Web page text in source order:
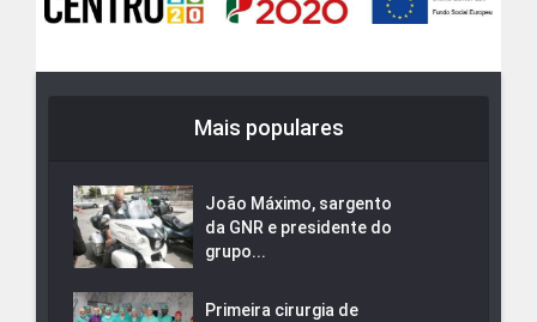
Mais populares
João Máximo, sargento
da GNR e presidente do
grupo...
Primeira cirurgia de